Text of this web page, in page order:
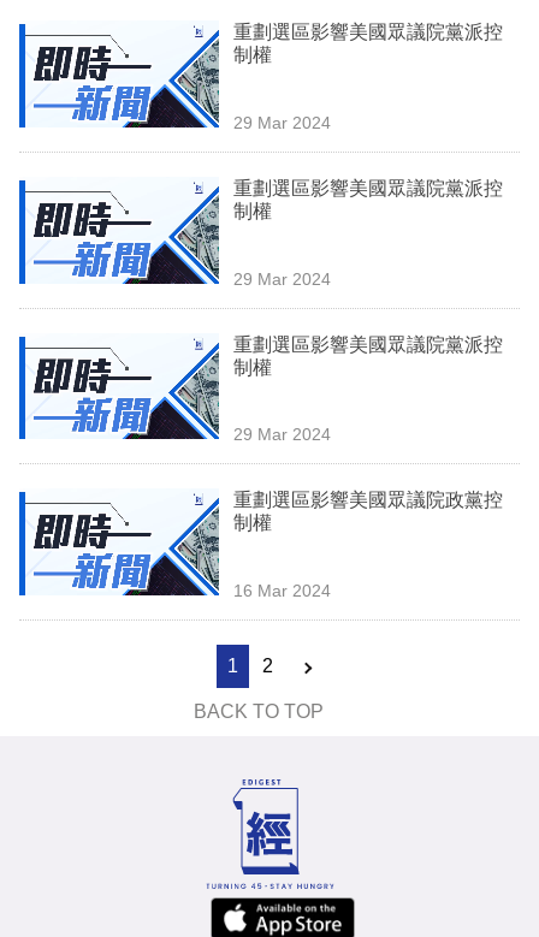
重劃選區影響美國眾議院黨派控
制權
29 Mar 2024
重劃選區影響美國眾議院黨派控
制權
29 Mar 2024
重劃選區影響美國眾議院黨派控
制權
29 Mar 2024
重劃選區影響美國眾議院政黨控
制權
16 Mar 2024
1 2
BACK TO TOP